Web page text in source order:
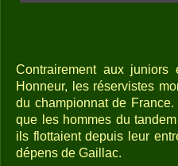
Contrairement aux
Honneur, les réservistes
du championnat de
que les hommes du
ils flottaient depuis leur
dépens de Gaillac.